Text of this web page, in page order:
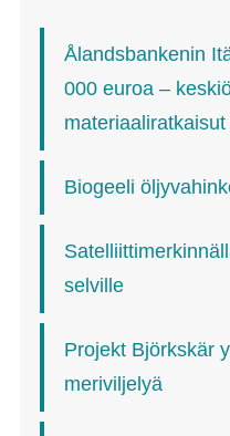
Ålandsbankenin
000 euroa –
Biogeeli
selville
Projekt Björkskär
meriviljelyä